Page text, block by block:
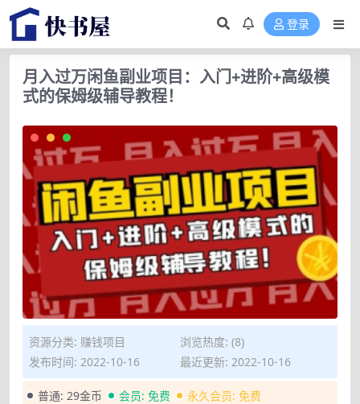
登录
月入过万闲鱼副业项目：入门+进阶+高级模
式的保姆级辅导教程！
资源分类: 赚钱项目
浏览热度: (8)
发布时间: 2022-10-16
最近更新: 2022-10-16
普通: 29金币 会员: 免费 永久会员: 免费